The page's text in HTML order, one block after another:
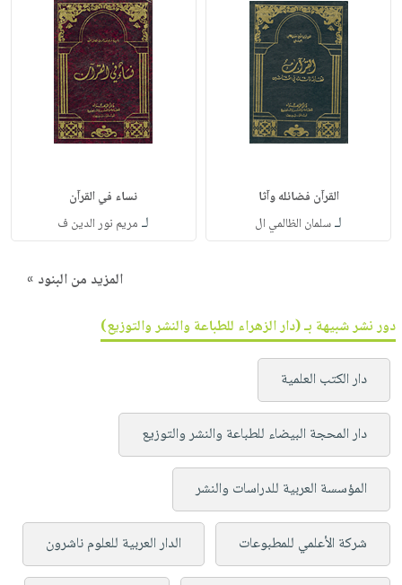
القرآن فضائله وآثا
لـسلمان الظالمي ال
نساء في القرآن
لـ مريم نور الدين ف
المزيد من البنود »
دور نشر شبيهة بـ (دار الزهراء للطباعة والنشر والتوزيع)
دار الكتب العلمية
دار المحجة البيضاء للطباعة والنشر والتوزيع
المؤسسة العربية للدراسات والنشر
شركة الأعلمي للمطبوعات الدار العربية للعلوم ناشرون